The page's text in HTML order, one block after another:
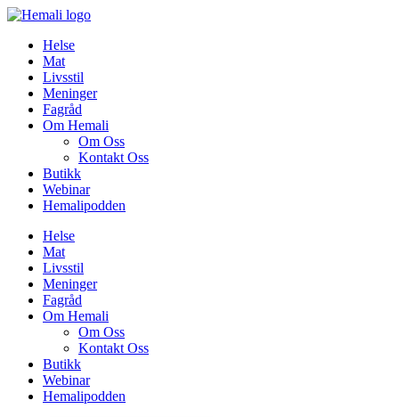
Skip
contentHelse
Mat
Livsstil
Meninger
Fagråd
Om Hemali
Om Oss
Kontakt Oss
Butikk
Webinar
Hemalipodden
Helse
Mat
Livsstil
Meninger
Fagråd
Om Hemali
Om Oss
Kontakt Oss
Butikk
Webinar
Hemalipodden